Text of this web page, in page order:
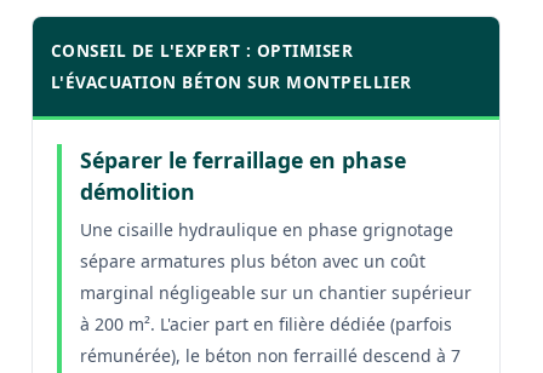
CONSEIL DE L'EXPERT : OPTIMISER
L'ÉVACUATION BÉTON SUR MONTPELLIER
Séparer le ferraillage en phase
démolition
Une cisaille hydraulique en phase grignotage
sépare armatures plus béton avec un coût
marginal négligeable sur un chantier supérieur
à 200 m². L'acier part en filière dédiée (parfois
rémunérée), le béton non ferraillé descend à 7